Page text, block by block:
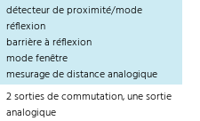
détecteur de proximité/mode
réflexion
barrière à réflexion
mode fenêtre
mesurage de distance analogique
2 sorties de commutation, une sortie
analogique